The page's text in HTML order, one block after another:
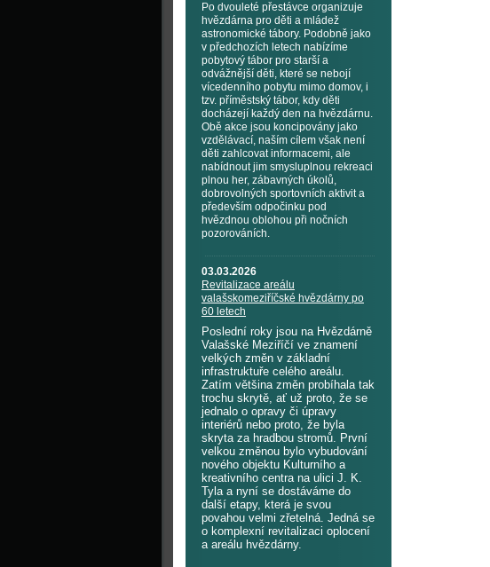
Po dvouleté přestávce organizuje
hvězdárna pro děti a mládež
astronomické tábory. Podobně jako
v předchozích letech nabízíme
pobytový tábor pro starší a
odvážnější děti, které se nebojí
vícedenního pobytu mimo domov, i
tzv. příměstský tábor, kdy děti
docházejí každý den na hvězdárnu.
Obě akce jsou koncipovány jako
vzdělávací, naším cílem však není
děti zahlcovat informacemi, ale
nabídnout jim smysluplnou rekreaci
plnou her, zábavných úkolů,
dobrovolných sportovních aktivit a
především odpočinku pod
hvězdnou oblohou při nočních
pozorováních.
03.03.2026
Revitalizace areálu
valašskomeziříčské hvězdárny po
60 letech
Poslední roky jsou na Hvězdárně
Valašské Meziříčí ve znamení
velkých změn v základní
infrastruktuře celého areálu.
Zatím většina změn probíhala tak
trochu skrytě, ať už proto, že se
jednalo o opravy či úpravy
interiérů nebo proto, že byla
skryta za hradbou stromů. První
velkou změnou bylo vybudování
nového objektu Kulturního a
kreativního centra na ulici J. K.
Tyla a nyní se dostáváme do
další etapy, která je svou
povahou velmi zřetelná. Jedná se
o komplexní revitalizaci oplocení
a areálu hvězdárny.